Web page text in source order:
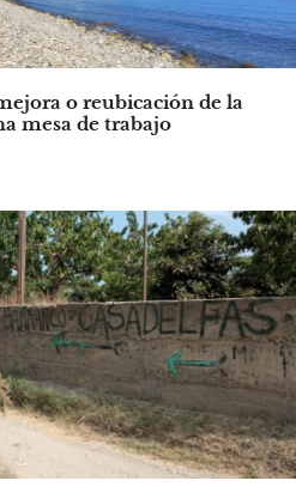
o reubicación de la
mesa de trabajo